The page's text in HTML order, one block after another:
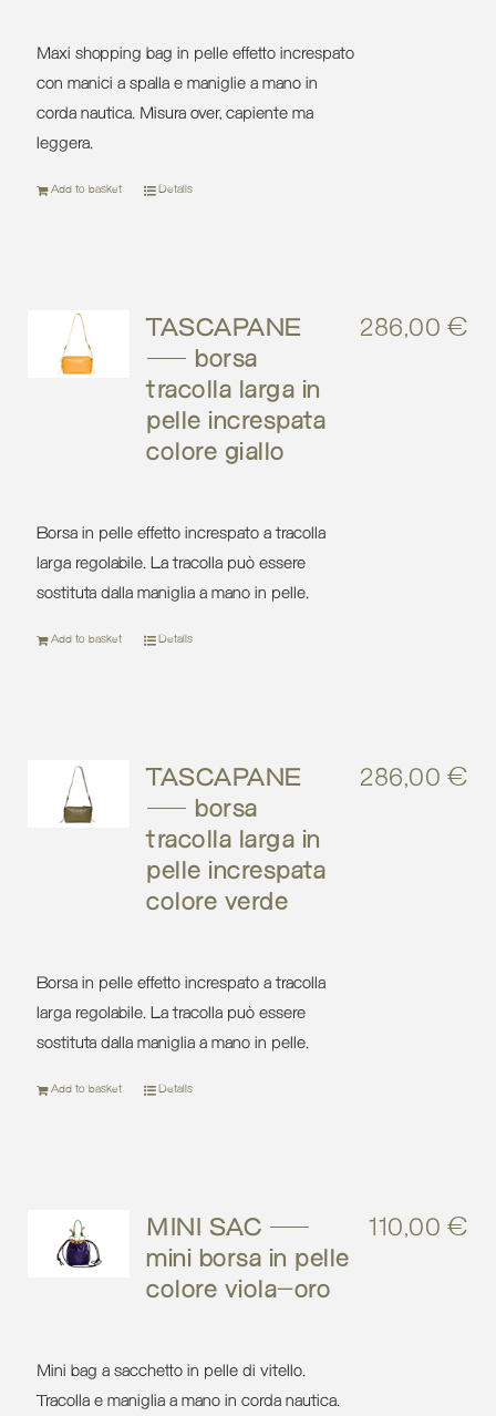
Maxi shopping bag in pelle effetto increspato
con manici a spalla e maniglie a mano in
corda nautica. Misura over, capiente ma
leggera.
Add to basket Details
TASCAPANE
– borsa
tracolla larga in
pelle increspata
colore giallo
286,00€
Borsa in pelle effetto increspato a tracolla
larga regolabile. La tracolla può essere
sostituta dalla maniglia a mano in pelle.
Add to basket Details
TASCAPANE
– borsa
tracolla larga in
pelle increspata
colore verde
286,00€
Borsa in pelle effetto increspato a tracolla
larga regolabile. La tracolla può essere
sostituta dalla maniglia a mano in pelle.
Add to basket Details
MINI SAC –
mini borsa in pelle
colore viola-oro
110,00€
Mini bag a sacchetto in pelle di vitello.
Tracolla e maniglia a mano in corda nautica.